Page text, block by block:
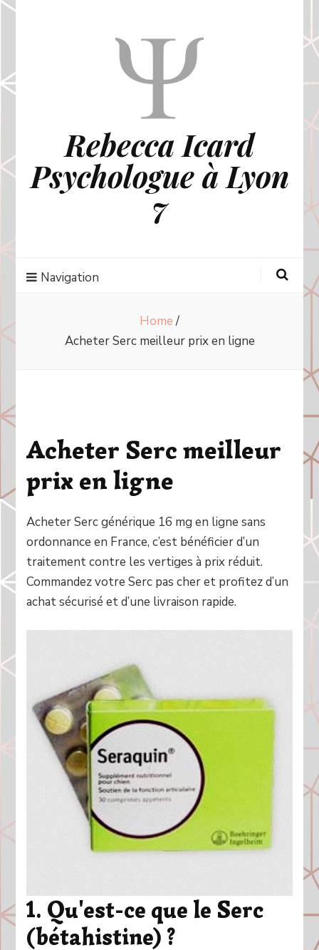
Rebecca Icard
Psychologue à Lyon
7
Navigation
Home /
Acheter Serc meilleur prix en ligne
Acheter Serc meilleur
prix en ligne
Acheter Serc générique 16 mg en ligne sans
ordonnance en France, c’est bénéficier d’un
traitement contre les vertiges à prix réduit.
Commandez votre Serc pas cher et profitez d’un
achat sécurisé et d’une livraison rapide.
1. Qu'est-ce que le Serc
(bétahistine) ?